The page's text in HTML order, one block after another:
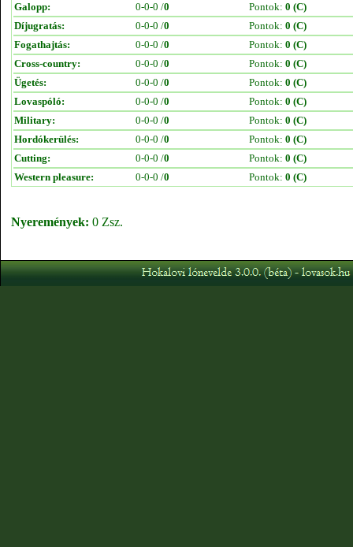
Galopp:
0-0-0 /0 Pontok: 0 (C)
Díjugratás:
0-0-0 /0 Pontok: 0 (C)
Fogathajtás:
0-0-0 /0 Pontok: 0 (C)
Cross-country:
0-0-0 /0 Pontok: 0 (C)
Ügetés:
0-0-0 /0 Pontok: 0 (C)
Lovaspóló:
0-0-0 /0 Pontok: 0 (C)
Military:
0-0-0 /0 Pontok: 0 (C)
Hordókerülés:
0-0-0 /0 Pontok: 0 (C)
Cutting:
0-0-0 /0 Pontok: 0 (C)
Western pleasure:
0-0-0 /0 Pontok: 0 (C)
Nyeremények: 0 Zsz.